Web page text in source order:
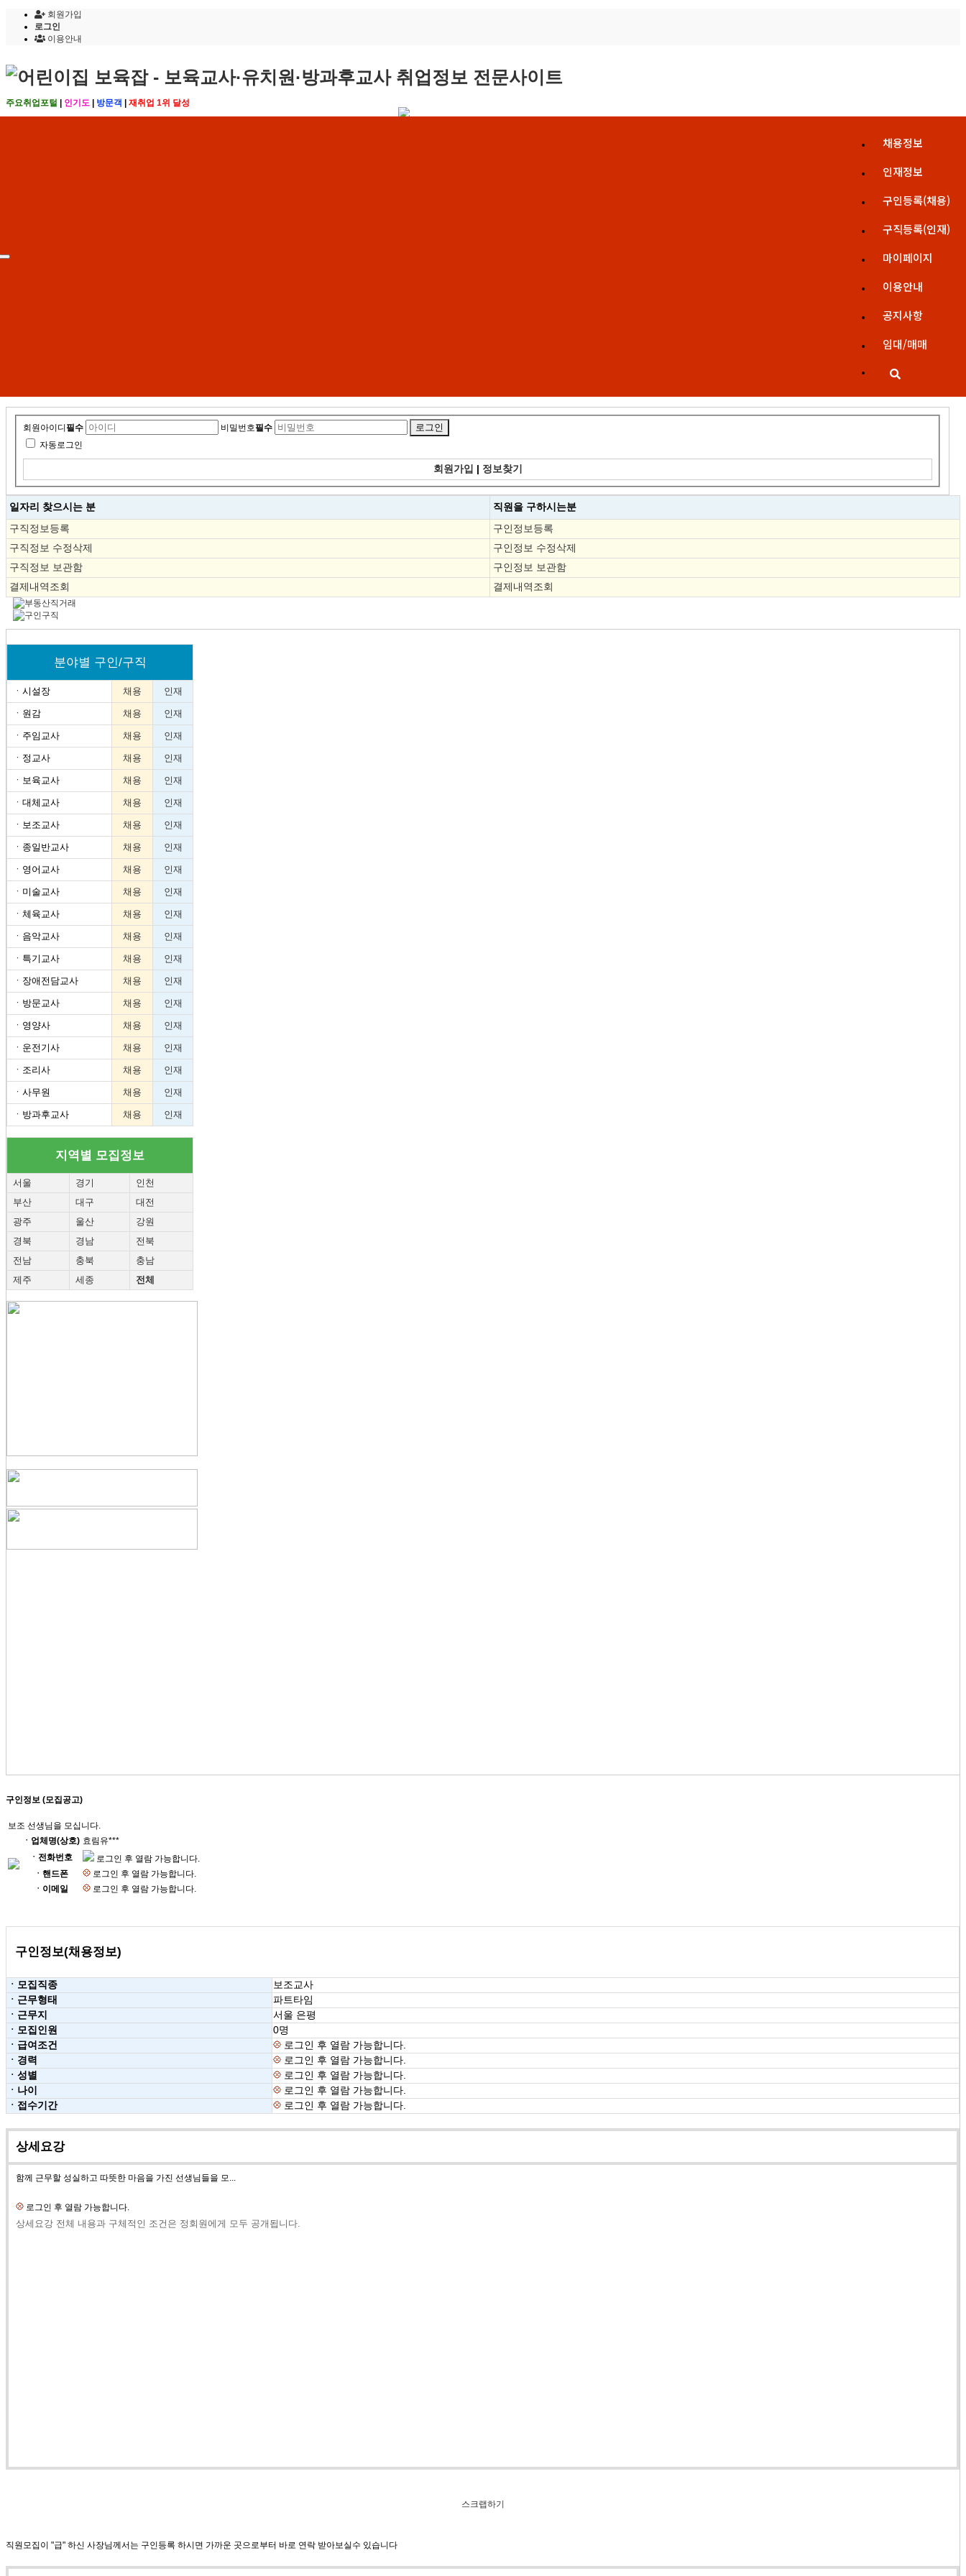
회원가입
로그인
이용안내
주요취업포털 인기도 방문객 재취업 1위 달성
채용정보
인재정보
구인등록(채용)
구직등록(인재)
마이페이지
이용안내
공지사항
임대/매매
회원아이디 필수 비밀번호필수
자동로그인
회원가입 | 정보찾기
일자리 찾으시는 분 직원을 구하시는분
구직정보등록
구인정보등록
구직정보 수정삭제
구인정보 수정삭제
구직정보 보관함
구인정보 보관함
결제내역조회
결제내역조회
분야별 구인/구직
ㆍ 시설장 채용 인재
ㆍ 원감 채용 인재
ㆍ 주임교사 채용 인재
ㆍ 정교사 채용 인재
ㆍ 보육교사 채용 인재
ㆍ 대체교사 채용 인재
ㆍ 보조교사 채용 인재
ㆍ 종일반교사 채용 인재
ㆍ 영어교사 채용 인재
ㆍ 미술교사 채용 인재
ㆍ 체육교사 채용 인재
ㆍ 음악교사 채용 인재
ㆍ 특기교사 채용 인재
ㆍ 장애전담교사 채용 인재
ㆍ 방문교사 채용 인재
ㆍ 영양사 채용 인재
ㆍ 운전기사 채용 인재
ㆍ 조리사 채용 인재
ㆍ 사무원 채용 인재
ㆍ 방과후교사 채용 인재
지역별 모집정보
서울 경기
인천
부산
대구
대전
광주
울산
강원
경북
경남
전북
전남
충북
충남
제주
세종 전체
구인정보 (모집공고)
보조 선생님을 모십니다.
ㆍ업체명(상호) 효림유***
ㆍ전화번호
로그인 후 열람 가능합니다.
ㆍ핸드폰
로그인 후 열람 가능합니다.
ㆍ이메일
로그인 후 열람 가능합니다.
구인정보(채용정보)
ㆍ모집직종
보조교사
ㆍ근무형태
파트타임
ㆍ근무지
서울 은평
ㆍ모집인원
0명
ㆍ급여조건
로그인 후 열람 가능합니다.
ㆍ경력
로그인 후 열람 가능합니다.
ㆍ성별
로그인 후 열람 가능합니다.
ㆍ나이
로그인 후 열람 가능합니다.
ㆍ접수기간
로그인 후 열람 가능합니다.
상세요강
함께 근무할 성실하고 따뜻한 마음을 가진 선생님들을 모...
로그인 후 열람 가능합니다.
상세요강 전체 내용과 구체적인 조건은 정회원에게 모두 공개됩니다.
스크랩하기
직원모집이 "급" 하신 사장님께서는 구인등록 하시면 가까운 곳으로부터 바로 연락 받아보실수 있습니다